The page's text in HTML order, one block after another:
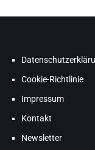
Cookie-Richtlinie
Impressum
Kontakt
Newsletter